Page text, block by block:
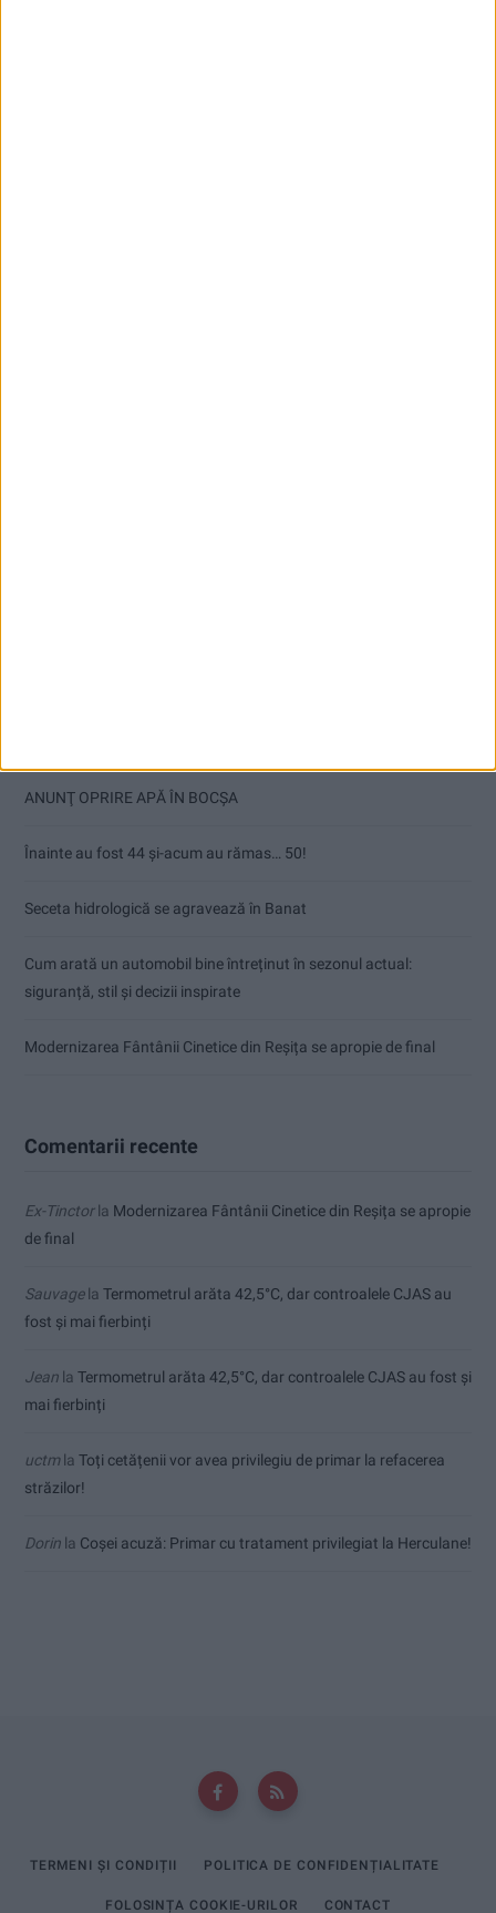
ANUNŢ OPRIRE APĂ ÎN BOCȘA
Înainte au fost 44 și-acum au rămas… 50!
Seceta hidrologică se agravează în Banat
Cum arată un automobil bine întreținut în sezonul actual:
siguranță, stil și decizii inspirate
Modernizarea Fântânii Cinetice din Reșița se apropie de final
Comentarii recente
Ex-Tinctorla Modernizarea Fântânii Cinetice din Reșița se apropie
de final
Sauvagela Termometrul arăta 42,5°C, dar controalele CJAS au
fost și mai fierbinți
Jean la Termometrul arăta 42,5°C, dar controalele CJAS au fost și
mai fierbinți
uctmla Toți cetățenii vor avea privilegiu de primar la refacerea
străzilor!
Dorin la Coșei acuză: Primar cu tratament privilegiat la Herculane!
TERMENI ȘI CONDIȚII POLITICA DE CONFIDENȚIALITATE
FOLOSINȚA COOKIE-URILOR CONTACT